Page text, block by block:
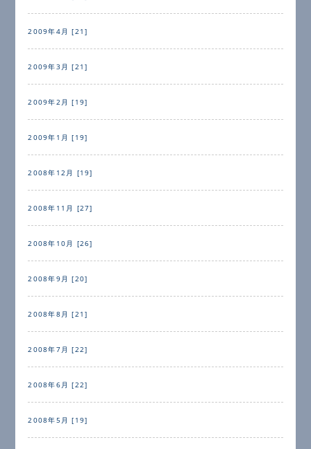
2009年4月 [21]
2009年3月 [21]
2009年2月 [19]
2009年1月 [19]
2008年12月 [19]
2008年11月 [27]
2008年10月 [26]
2008年9月 [20]
2008年8月 [21]
2008年7月 [22]
2008年6月 [22]
2008年5月 [19]